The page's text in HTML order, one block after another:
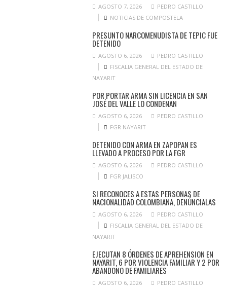
AGOSTO 7, 2026
PEDRO CASTILLO
NOTICIAS DE COMPOSTELA
PRESUNTO NARCOMENUDISTA DE TEPIC FUE
DETENIDO
AGOSTO 6, 2026
PEDRO CASTILLO
FISCALIA GENERAL DEL ESTADO DE
NAYARIT
POR PORTAR ARMA SIN LICENCIA EN SAN
JOSÉ DEL VALLE LO CONDENAN
AGOSTO 6, 2026
PEDRO CASTILLO
FGR NAYARIT
DETENIDO CON ARMA EN ZAPOPAN ES
LLEVADO A PROCESO POR LA FGR
AGOSTO 6, 2026
PEDRO CASTILLO
FGR JALISCO
SI RECONOCES A ESTAS PERSONAS DE
NACIONALIDAD COLOMBIANA, DENÚNCIALAS
AGOSTO 6, 2026
PEDRO CASTILLO
FISCALIA GENERAL DEL ESTADO DE
NAYARIT
EJECUTAN 8 ÓRDENES DE APREHENSION EN
NAYARIT, 6 POR VIOLENCIA FAMILIAR Y 2 POR
ABANDONO DE FAMILIARES
AGOSTO 6, 2026 PEDRO CASTILLO